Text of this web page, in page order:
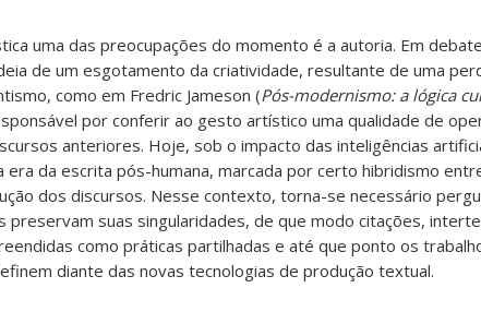
uma das preocupações do momento é a autoria. Em
de um esgotamento da criatividade, resultante de uma
como em Fredric Jameson (Pós-modernismo: a lógica
por conferir ao gesto artístico uma qualidade de
anteriores. Hoje, sob o impacto das inteligências
era da escrita pós-humana, marcada por certo hibridismo
dos discursos. Nesse contexto, torna-se necessário
preservam suas singularidades, de que modo citações,
como práticas partilhadas e até que ponto os
diante das novas tecnologias de produção textual.